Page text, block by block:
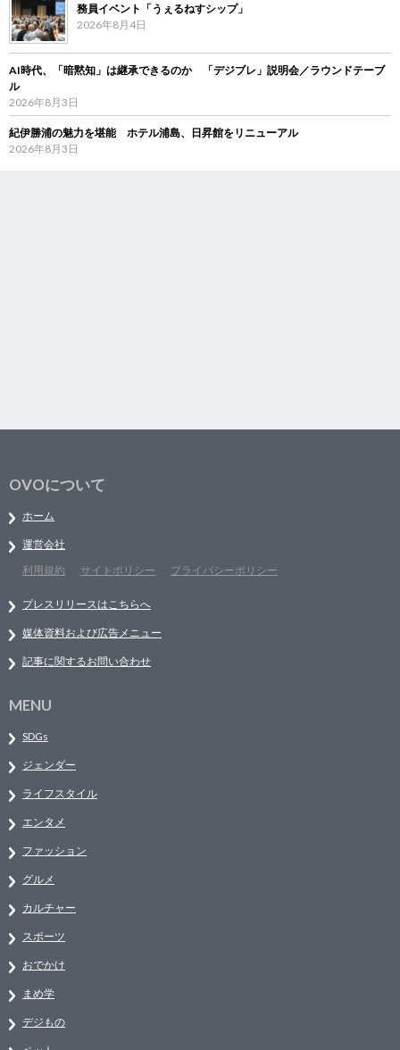
務員イベント「うぇるねすシップ」
2026年8月4日
AI時代、「暗黙知」は継承できるのか 「デジブレ」説明会／ラウンドテーブ
ル
2026年8月3日
紀伊勝浦の魅力を堪能 ホテル浦島、日昇館をリニューアル
2026年8月3日
OVOについて
ホーム
運営会社
利用規約
サイトポリシー プライバシーポリシー
プレスリリースはこちらへ
媒体資料および広告メニュー
記事に関するお問い合わせ
MENU
SDGs
ジェンダー
ライフスタイル
エンタメ
ファッション
グルメ
カルチャー
スポーツ
おでかけ
まめ学
デジもの